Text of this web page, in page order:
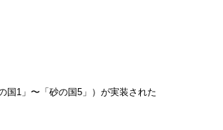
国1」〜「砂の国5」）が実装された